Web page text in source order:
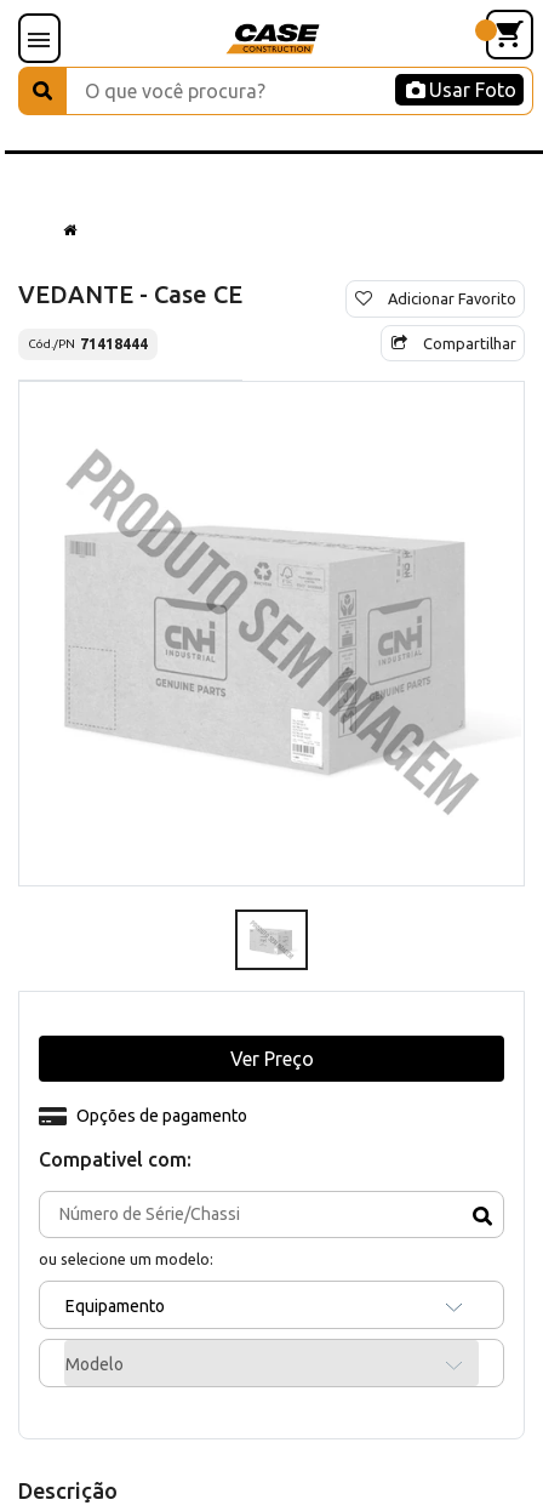
Usar Foto
VEDANTE - Case CE
Cód./PN 71418444
Adicionar Favorito
Compartilhar
Compativel com:
ou selecione um modelo:
Equipamento
Modelo
Opções de pagamento
Ver Preço
Descrição